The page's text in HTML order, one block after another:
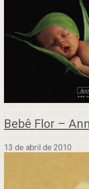
Bebê Flor –
13 de abril de 2010